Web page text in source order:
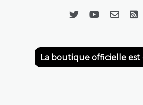
La boutique officielle est